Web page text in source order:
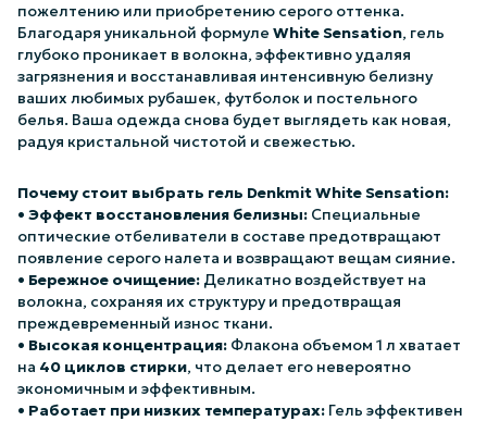
пожелтению или приобретению серого оттенка.
Благодаря уникальной формуле White Sensation, гель
глубоко проникает в волокна, эффективно удаляя
загрязнения и восстанавливая интенсивную белизну
ваших любимых рубашек, футболок и постельного
белья. Ваша одежда снова будет выглядеть как новая,
радуя кристальной чистотой и свежестью.
Почему стоит выбрать гель Denkmit White Sensation:
• Эффект восстановления белизны: Специальные
оптические отбеливатели в составе предотвращают
появление серого налета и возвращают вещам сияние.
• Бережное очищение: Деликатно воздействует на
волокна, сохраняя их структуру и предотвращая
преждевременный износ ткани.
• Высокая концентрация: Флакона объемом 1 л хватает
на 40 циклов стирки, что делает его невероятно
экономичным и эффективным.
• Работает при низких температурах: Гель эффективен